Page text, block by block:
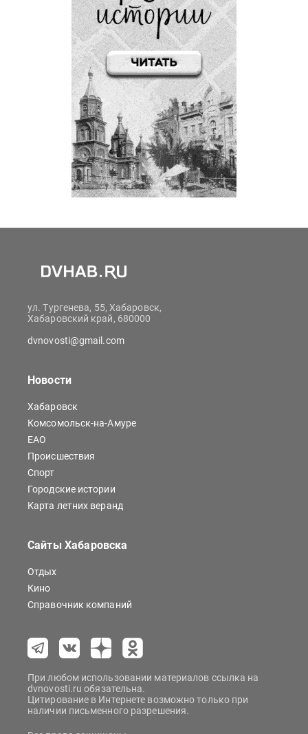
ул. Тургенева, 55, Хабаровск,
Хабаровский край, 680000
dvnovosti@gmail.com
Новости
Хабаровск
Комсомольск-на-Амуре
ЕАО
Происшествия
Спорт
Городские истории
Карта летних веранд
Сайты Хабаровска
Отдых
Кино
Справочник компаний
При любом использовании материалов ссылка на
dvnovosti.ru обязательна.
Цитирование в Интернете возможно только при
наличии письменного разрешения.